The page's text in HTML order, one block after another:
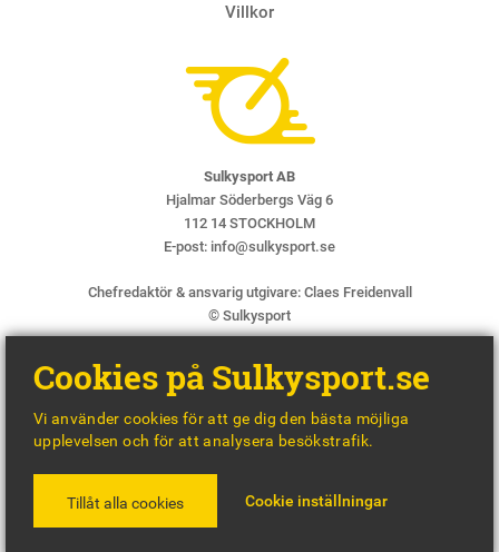
Villkor
Sulkysport AB
Hjalmar Söderbergs Väg 6
112 14 STOCKHOLM
E-post: info@sulkysport.se
Chefredaktör & ansvarig utgivare: Claes Freidenvall
© Sulkysport
BY
Cookies på Sulkysport.se
Vi använder cookies för att ge dig den bästa möjliga
upplevelsen och för att analysera besökstrafik.
Tillåt alla cookies Cookie inställningar